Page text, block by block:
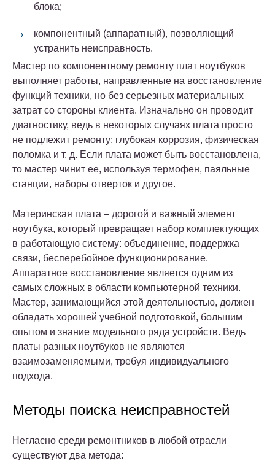
блока;
компонентный (аппаратный), позволяющий
устранить неисправность.
Мастер по компонентному ремонту плат ноутбуков
выполняет работы, направленные на восстановление
функций техники, но без серьезных материальных
затрат со стороны клиента. Изначально он проводит
диагностику, ведь в некоторых случаях плата просто
не подлежит ремонту: глубокая коррозия, физическая
поломка и т. д. Если плата может быть восстановлена,
то мастер чинит ее, используя термофен, паяльные
станции, наборы отверток и другое.
Материнская плата – дорогой и важный элемент
ноутбука, который превращает набор комплектующих
в работающую систему: объединение, поддержка
связи, бесперебойное функционирование.
Аппаратное восстановление является одним из
самых сложных в области компьютерной техники.
Мастер, занимающийся этой деятельностью, должен
обладать хорошей учебной подготовкой, большим
опытом и знание модельного ряда устройств. Ведь
платы разных ноутбуков не являются
взаимозаменяемыми, требуя индивидуального
подхода.
Методы поиска неисправностей
Негласно среди ремонтников в любой отрасли
существуют два метода: